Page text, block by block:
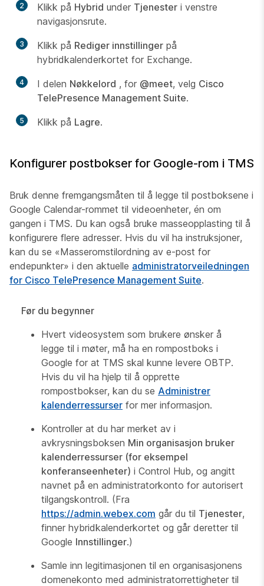
2 Klikk på Hybrid under Tjenester i venstre
navigasjonsrute.
3 Klikk på Rediger innstillinger på
hybridkalenderkortet for Exchange.
4 I delen Nøkkelord , for @meet, velg Cisco
TelePresence Management Suite.
5 Klikk på Lagre.
Konfigurer postbokser for Google-rom i TMS
Bruk denne fremgangsmåten til å legge til postboksene i
Google Calendar-rommet til videoenheter, én om
gangen i TMS. Du kan også bruke masseopplasting til å
konfigurere flere adresser. Hvis du vil ha instruksjoner,
kan du se «Masseromstilordning av e-post for
endepunkter» i den aktuelle administratorveiledningen
for Cisco TelePresence Management Suite.
Før du begynner
Hvert videosystem som brukere ønsker å
legge til i møter, må ha en rompostboks i
Google for at TMS skal kunne levere OBTP.
Hvis du vil ha hjelp til å opprette
rompostbokser, kan du se Administrer
kalenderressurser for mer informasjon.
Kontroller at du har merket av i
avkrysningsboksen Min organisasjon bruker
kalenderressurser (for eksempel
konferanseenheter) i Control Hub, og angitt
navnet på en administratorkonto for autorisert
tilgangskontroll. (Fra
https://admin.webex.com går du til Tjenester,
finner hybridkalenderkortet og går deretter til
Google Innstillinger.)
Samle inn legitimasjonen til en organisasjonens
domenekonto med administratorrettigheter til